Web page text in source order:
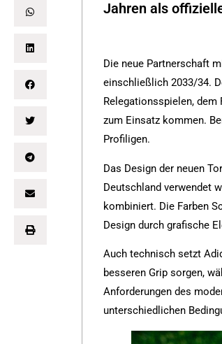
Jahren als
Die neue Partnerschaft
einschließlich 2033/34.
Relegationsspielen, dem
zum Einsatz kommen.
Profiligen.
Das Design der neuen
Deutschland verwendet
kombiniert. Die Farben
Design durch grafische
Auch technisch setzt
besseren Grip sorgen,
Anforderungen des
unterschiedlichen